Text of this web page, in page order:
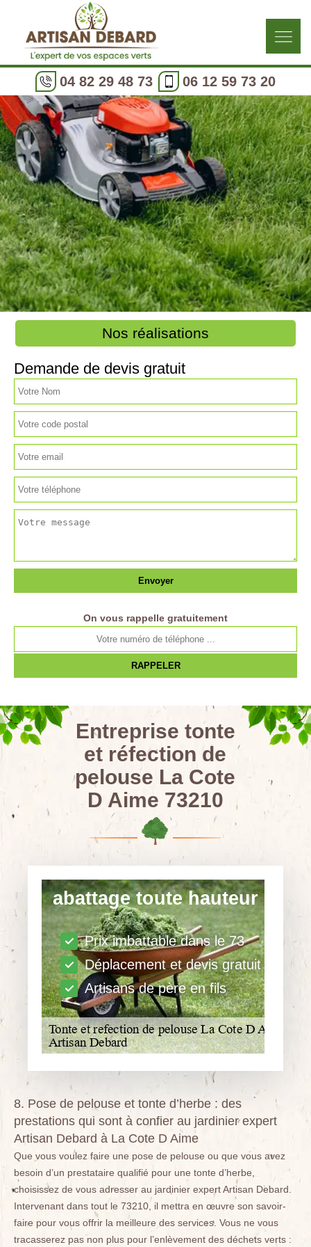
04 82 29 48 73 06 12 59 73 20
abattage toute hauteur
Prix imbattable dans le 73
Déplacement et devis gratuit
Artisans de père en fils
Nos réalisations
Demande de devis gratuit
On vous rappelle gratuitement
Entreprise tonte
et réfection de
pelouse La Cote
D Aime 73210
8. Pose de pelouse et tonte d’herbe : des
prestations qui sont à confier au jardinier expert
Artisan Debard à La Cote D Aime
Que vous voulez faire une pose de pelouse ou que vous avez
besoin d’un prestataire qualifié pour une tonte d’herbe,
choisissez de vous adresser au jardinier expert Artisan Debard.
Intervenant dans tout le 73210, il mettra en œuvre son savoir-
faire pour vous offrir la meilleure des services. Vous ne vous
tracasserez pas non plus pour l’enlèvement des déchets verts :